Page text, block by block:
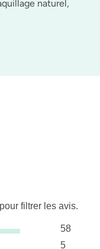
naturel,
filtrer les avis.
58
58 avis
5